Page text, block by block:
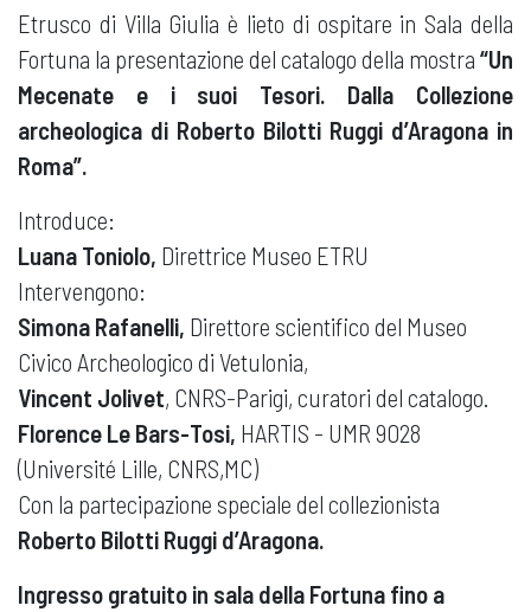
Etrusco di Villa Giulia è lieto di ospitare in Sala della
Fortuna la presentazione del catalogo della mostra “Un
Mecenate e i suoi Tesori. Dalla Collezione
archeologica di Roberto Bilotti Ruggi d’Aragona in
Roma”.
Introduce:
Luana Toniolo, Direttrice Museo ETRU
Intervengono:
Simona Rafanelli, Direttore scientifico del Museo
Civico Archeologico di Vetulonia,
Vincent Jolivet, CNRS-Parigi, curatori del catalogo.
Florence Le Bars-Tosi, HARTIS - UMR 9028
(Université Lille, CNRS,MC)
Con la partecipazione speciale del collezionista
Roberto Bilotti Ruggi d’Aragona.
Ingresso gratuito in sala della Fortuna fino a